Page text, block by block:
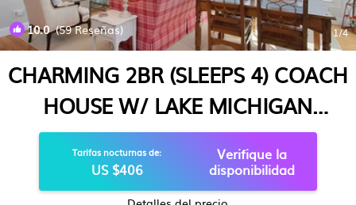
10.0(59 Reseñas) 1/4
CHARMING 2BR (SLEEPS 4) COACH
HOUSE W/ LAKE MICHIGAN
ACCESS | CASA EN COLOMA
Tarifas nocturnas de:
US $406
Verifique la
disponibilidad